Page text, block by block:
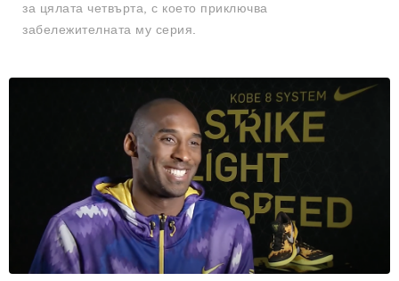
за цялата четвърта, с което приключва
забележителната му серия.